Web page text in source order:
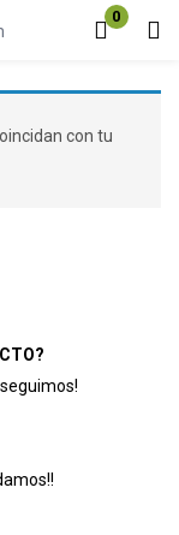
0
Registro
para iniciar sesión.
con tu